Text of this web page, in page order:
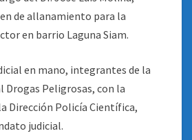
de allanamiento para la
en barrio Laguna Siam.
en mano, integrantes de la
Drogas Peligrosas, con la
Dirección Policía Científica,
judicial.